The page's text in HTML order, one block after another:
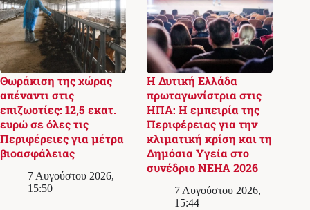
Θωράκιση της χώρας
απέναντι στις
επιζωοτίες: 12,5 εκατ.
ευρώ σε όλες τις
Περιφέρειες για μέτρα
βιοασφάλειας
7 Αυγούστου 2026,
15:50
Η Δυτική Ελλάδα
πρωταγωνίστρια στις
ΗΠΑ: Η εμπειρία της
Περιφέρειας για την
κλιματική κρίση και τη
Δημόσια Υγεία στο
συνέδριο NEHA 2026
7 Αυγούστου 2026,
15:44